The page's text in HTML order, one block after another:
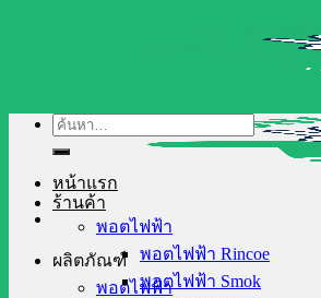
ผลิตภัณฑ์
พอตไฟฟ้า
ค้นหา:
หน้าแรก
ร้านค้า
พอตไฟฟ้า
พอตไฟฟ้า Rincoe
พอตไฟฟ้า Smok